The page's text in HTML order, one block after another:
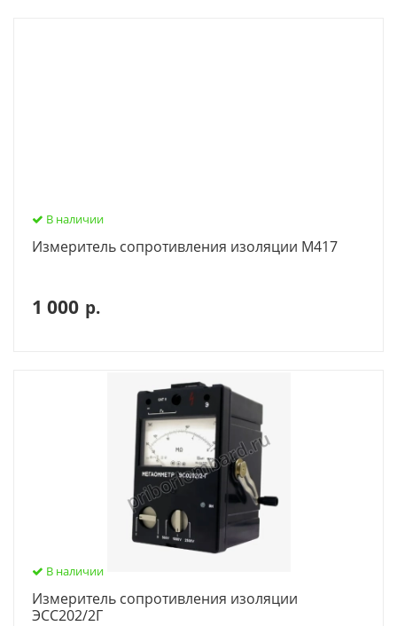
В наличии
Измеритель сопротивления изоляции М417
1 000 р.
В наличии
Измеритель сопротивления изоляции
ЭСС202/2Г